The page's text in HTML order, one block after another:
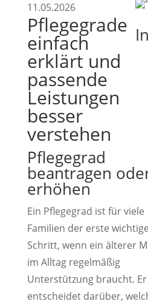
11.05.2026
Pflegegrade
einfach
erklärt und
passende
Leistungen
besser
verstehen
Pflegegrad
beantragen
erhöhen
Ein Pflegegrad ist für viele
Familien der erste wichtige
Schritt, wenn ein älterer
im Alltag regelmäßig
Unterstützung braucht. Er
entscheidet darüber,